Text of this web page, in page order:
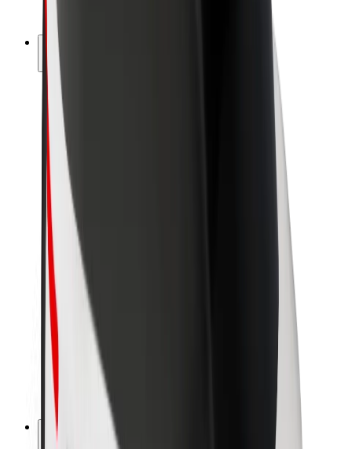
Společnost
Blog
Tiskové centrum
Pokyny ke značce
Naše poslání
Vztahy s investory
Vedení
Značka
Městský fond
Bezpečnost